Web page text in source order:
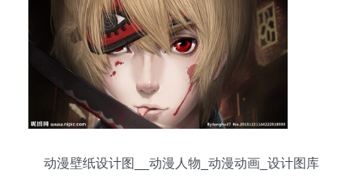
动漫壁纸设计图__动漫人物_动漫动画_设计图库